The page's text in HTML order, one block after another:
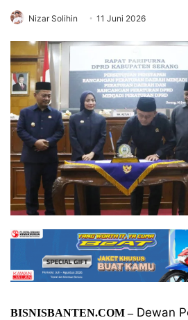
Nizar Solihin 11 Juni 2026
BISNISBANTEN.COM –Dewan